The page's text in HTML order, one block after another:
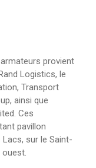
provient
Logistics, le
Transport
ainsi que
Ces
pavillon
sur le Saint-